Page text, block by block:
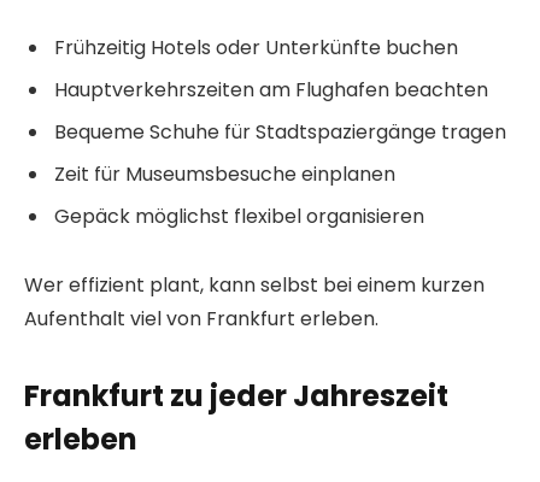
Frühzeitig Hotels oder Unterkünfte buchen
Hauptverkehrszeiten am Flughafen beachten
Bequeme Schuhe für Stadtspaziergänge tragen
Zeit für Museumsbesuche einplanen
Gepäck möglichst flexibel organisieren
Wer effizient plant, kann selbst bei einem kurzen
Aufenthalt viel von Frankfurt erleben.
Frankfurt zu jeder Jahreszeit
erleben